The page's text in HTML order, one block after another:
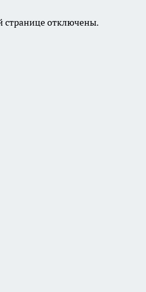
странице отключены.